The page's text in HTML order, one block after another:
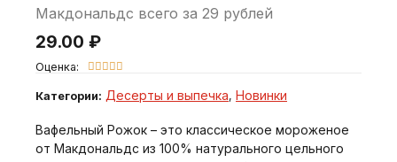
Макдональдс всего за 29 рублей
29.00 ₽
Оценка: 
Категории: Десерты и выпечка, Новинки
Вафельный Рожок – это классическое мороженое
от Макдональдс из 100% натурального цельного